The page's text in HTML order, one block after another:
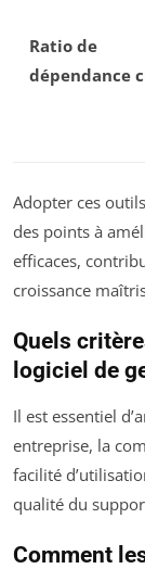
Ratio de
dépendance
Adopter ces
des points à
efficaces,
croissance
Quels
logiciel de
Il est essentiel
entreprise, la
facilité
qualité du
Comment